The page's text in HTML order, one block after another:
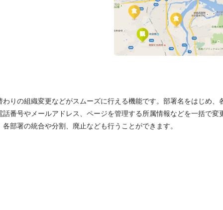
わりの組織変更などがスムーズに行える機能です。部署名をはじめ、
話番号やメールアドレス、ページを管理する所属情報などを一括で変
各部署の統合や分割、廃止なども行うことができます。